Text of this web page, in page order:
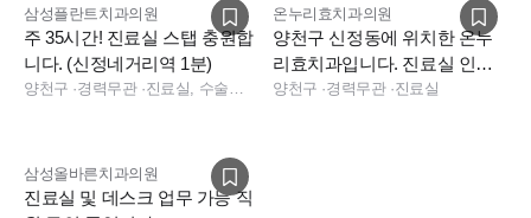
삼성플란트치과의원
주 35시간! 진료실 스탭 충원합
니다. (신정네거리역 1분)
양천구 ·경력무관· 진료실, 수술실, 진료실
온누리효치과의원
양천구 신정동에 위치한 온누
리효치과입니다. 진료실 인원
충원합니다
양천구 ·경력무관·진료실
삼성올바른치과의원
진료실 및 데스크 업무 가능 직